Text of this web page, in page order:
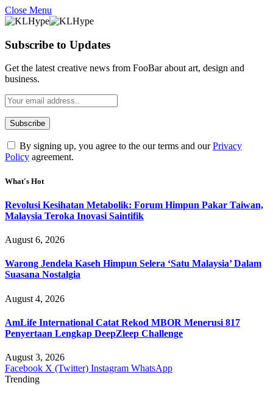
Close Menu
Subscribe to Updates
Get the latest creative news from FooBar about art, design and
business.
By signing up, you agree to the our terms and ourPrivacy
Policy agreement.
What's Hot
Revolusi Kesihatan Metabolik: Forum Himpun Pakar Taiwan,
Malaysia Teroka Inovasi Saintifik
August 6, 2026
Warong Jendela Kaseh Himpun Selera ‘Satu Malaysia’ Dalam
Suasana Nostalgia
August 4, 2026
AmLife International Catat Rekod MBOR Menerusi 817
Penyertaan Lengkap DeepZleep Challenge
August 3, 2026
Facebook X (Twitter) Instagram WhatsApp
Trending